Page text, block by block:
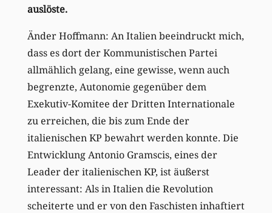
auslöste.
Änder Hoffmann: An Italien beeindruckt mich,
dass es dort der Kommunistischen Partei
allmählich gelang, eine gewisse, wenn auch
begrenzte, Autonomie gegenüber dem
Exekutiv-Komitee der Dritten Internationale
zu erreichen, die bis zum Ende der
italienischen KP bewahrt werden konnte. Die
Entwicklung Antonio Gramscis, eines der
Leader der italienischen KP, ist äußerst
interessant: Als in Italien die Revolution
scheiterte und er von den Faschisten inhaftiert